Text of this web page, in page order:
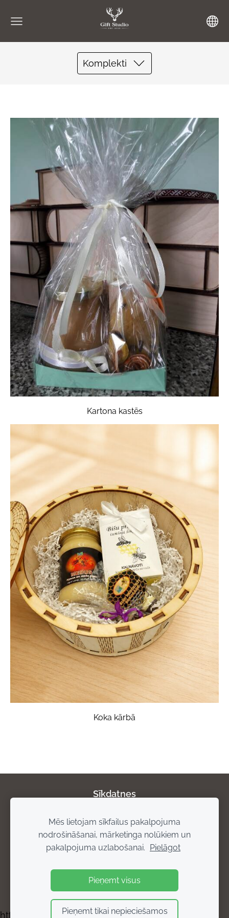
Komplekti
Kartona kastēs
Koka kārbā
Sīkdatnes
Par mums Privātuma politika Atgriešanas
noteikumi
Piegādes noteikumi Rekvizīti
https://bisuprodukti.mozello.lv/kontakti/
Mēs lietojam sīkfailus pakalpojuma
nodrošināšanai, mārketinga nolūkiem un
pakalpojuma uzlabošanai. Pielāgot
Pieņemt visus
Pieņemt tikai nepieciešamos